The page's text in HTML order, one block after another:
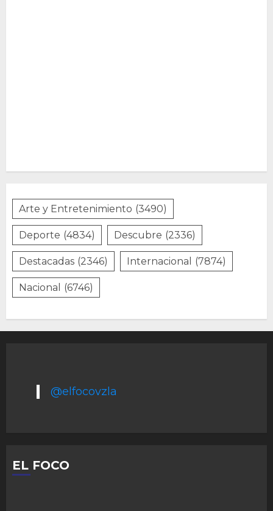
Arte y Entretenimiento (3490)
Deporte (4834) Descubre (2336)
Destacadas (2346) Internacional (7874)
Nacional (6746)
@elfocovzla
EL FOCO